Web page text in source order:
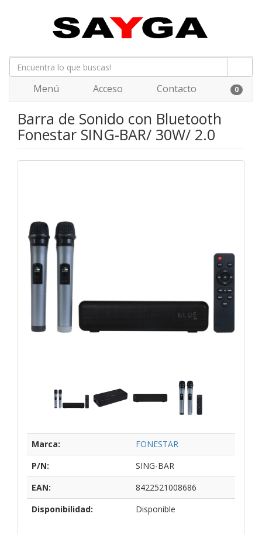
Menú Acceso Contacto 0
Barra de Sonido con Bluetooth
Fonestar SING-BAR/ 30W/ 2.0
Marca:
FONESTAR
P/N:
SING-BAR
EAN:
8422521008686
Disponibilidad:
Disponible